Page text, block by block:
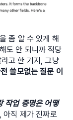
좀 알 수 있게 해
도 안 되니까 적당
고 한 거지, 그냥
쓸모없는 질문 이
작업 증명은 어떻
아직 제가 진짜로